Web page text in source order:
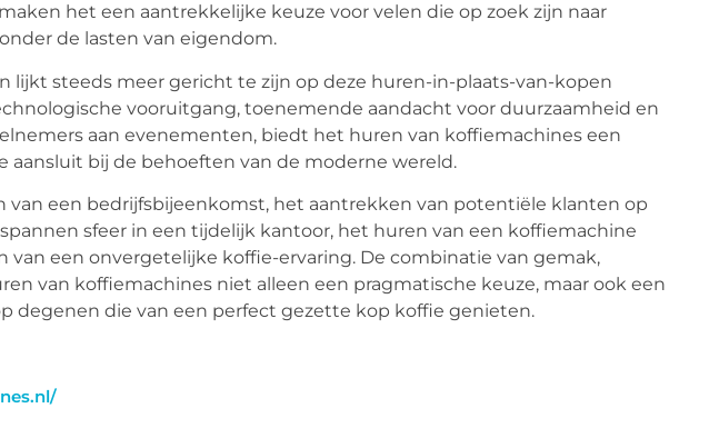
het een aantrekkelijke keuze voor velen die op zoek zijn naar
de lasten van eigendom.
lijkt steeds meer gericht te zijn op deze huren-in-plaats-van-kopen
vooruitgang, toenemende aandacht voor duurzaamheid en
aan evenementen, biedt het huren van koffiemachines een
aansluit bij de behoeften van de moderne wereld.
van een bedrijfsbijeenkomst, het aantrekken van potentiële klanten op
sfeer in een tijdelijk kantoor, het huren van een koffiemachine
een onvergetelijke koffie-ervaring. De combinatie van gemak,
van koffiemachines niet alleen een pragmatische keuze, maar ook een
degenen die van een perfect gezette kop koffie genieten.